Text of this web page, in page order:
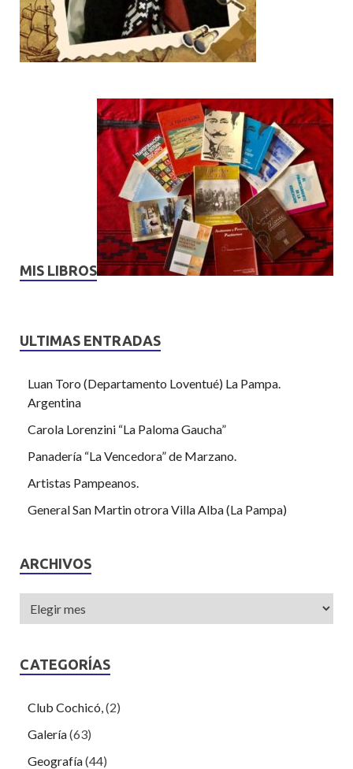
MIS LIBROS
ULTIMAS ENTRADAS
Luan Toro (Departamento Loventué) La Pampa.
Argentina
Carola Lorenzini “La Paloma Gaucha”
Panadería “La Vencedora” de Marzano.
Artistas Pampeanos.
General San Martin otrora Villa Alba (La Pampa)
ARCHIVOS
CATEGORÍAS
Club Cochicó, (2)
Galería(63)
Geografía(44)